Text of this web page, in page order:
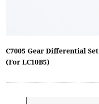
C7005 Gear Differential Set
(For LC10B5)